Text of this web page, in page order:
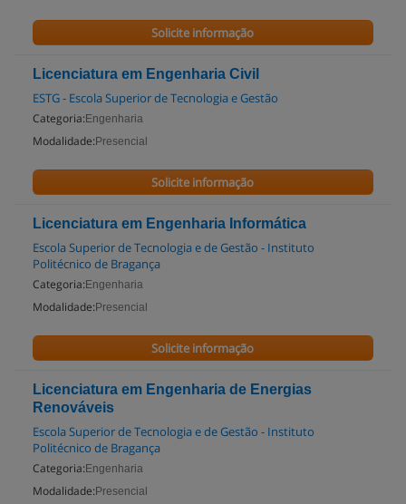
Solicite informação
Licenciatura em Engenharia Civil
ESTG - Escola Superior de Tecnologia e Gestão
Categoria: Engenharia
Modalidade: Presencial
Solicite informação
Licenciatura em Engenharia Informática
Escola Superior de Tecnologia e de Gestão - Instituto
Politécnico de Bragança
Categoria: Engenharia
Modalidade: Presencial
Solicite informação
Licenciatura em Engenharia de Energias
Renováveis
Escola Superior de Tecnologia e de Gestão - Instituto
Politécnico de Bragança
Categoria: Engenharia
Modalidade: Presencial